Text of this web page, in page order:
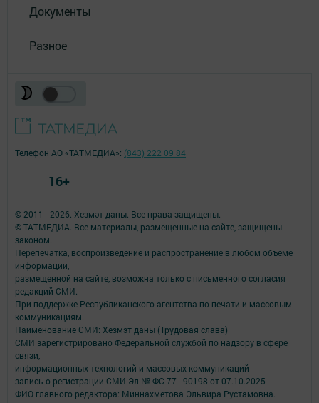
Документы
Разное
© 2011 - 2026. Хезмәт даны. Все права защищены.
© ТАТМЕДИА. Все материалы, размещенные на сайте, защищены
законом.
Перепечатка, воспроизведение и распространение в любом объеме
информации,
размещенной на сайте, возможна только с письменного согласия
редакций СМИ.
При поддержке Республиканского агентства по печати и массовым
коммуникациям.
Наименование СМИ: Хезмэт даны (Трудовая слава)
СМИ зарегистрировано Федеральной службой по надзору в сфере
связи,
информационных технологий и массовых коммуникаций
запись о регистрации СМИ Эл № ФС 77 - 90198 от 07.10.2025
ФИО главного редактора: Миннахметова Эльвира Рустамовна.
Телефон АО «ТАТМЕДИА»: (843) 222 09 84
16+